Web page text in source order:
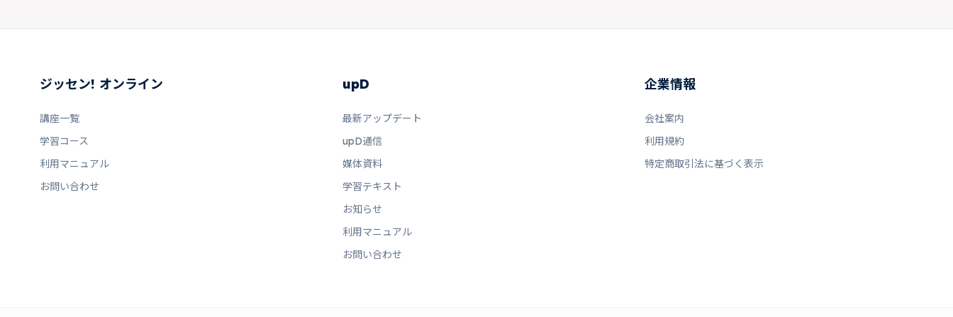
ジッセン! オンライン
講座一覧
学習コース
利用マニュアル
お問い合わせ
企業情報
会社案内
利用規約
特定商取引法に基づく表示
upD
最新アップデート
upD通信
媒体資料
学習テキスト
お知らせ
利用マニュアル
お問い合わせ